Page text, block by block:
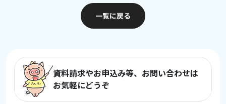
一覧に戻る
資料請求やお申込み等、お問い合わせは
お気軽にどうぞ